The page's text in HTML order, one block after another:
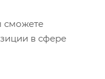
сможете
в сфере